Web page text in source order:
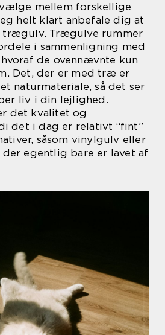
mellem forskellige
helt klart anbefale dig at
Trægulve rummer
i sammenligning med
de ovennævnte kun
Det, der er med træ er
naturmateriale, så det ser
liv i din lejlighed.
det kvalitet og
det i dag er relativt “fint”
såsom vinylgulv eller
egentlig bare er lavet af